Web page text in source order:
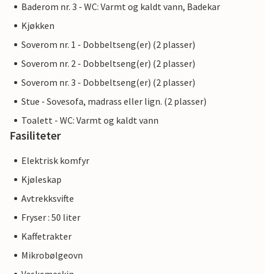
Baderom nr. 3 - WC: Varmt og kaldt vann, Badekar
Kjøkken
Soverom nr. 1 - Dobbeltseng(er) (2 plasser)
Soverom nr. 2 - Dobbeltseng(er) (2 plasser)
Soverom nr. 3 - Dobbeltseng(er) (2 plasser)
Stue - Sovesofa, madrass eller lign. (2 plasser)
Toalett - WC: Varmt og kaldt vann
Fasiliteter
Elektrisk komfyr
Kjøleskap
Avtrekksvifte
Fryser : 50 liter
Kaffetrakter
Mikrobølgeovn